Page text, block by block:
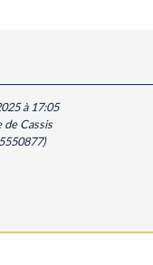
à 17:05
de Cassis
5550877)